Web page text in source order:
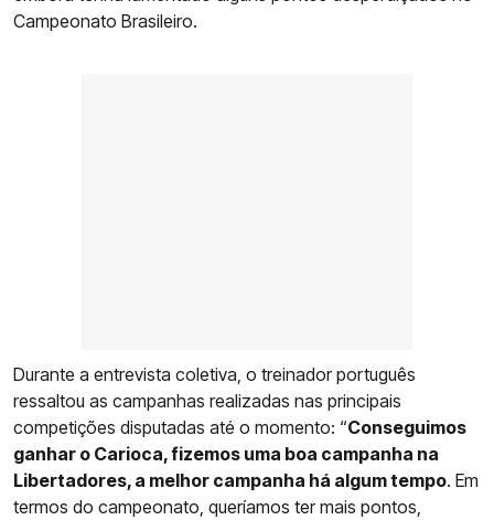
Campeonato Brasileiro.
Durante a entrevista coletiva, o treinador português
ressaltou as campanhas realizadas nas principais
competições disputadas até o momento: “Conseguimos
ganhar o Carioca, fizemos uma boa campanha na
Libertadores, a melhor campanha há algum tempo. Em
termos do campeonato, queríamos ter mais pontos,